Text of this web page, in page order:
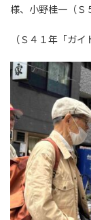
様、小野桂一（Ｓ
（Ｓ４１年「ガ